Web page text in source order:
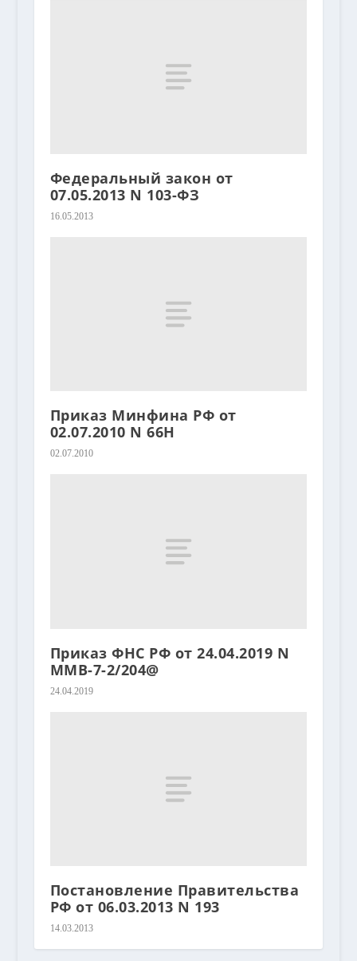
Федеральный закон от
07.05.2013 N 103-ФЗ
16.05.2013
Приказ Минфина РФ от
02.07.2010 N 66Н
02.07.2010
Приказ ФНС РФ от 24.04.2019 N
ММВ-7-2/204@
24.04.2019
Постановление Правительства
РФ от 06.03.2013 N 193
14.03.2013